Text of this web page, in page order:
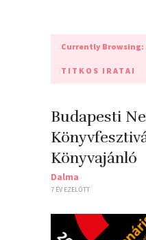
Currently Browsing:
TITKOS IRATAI
Budapesti
Könyvajánló
Dalma
7 ÉV EZELŐTT